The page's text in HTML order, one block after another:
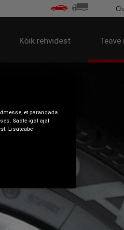
Kõik rehvidest Teave
et parandada
Saate igal ajal
Lisateabe